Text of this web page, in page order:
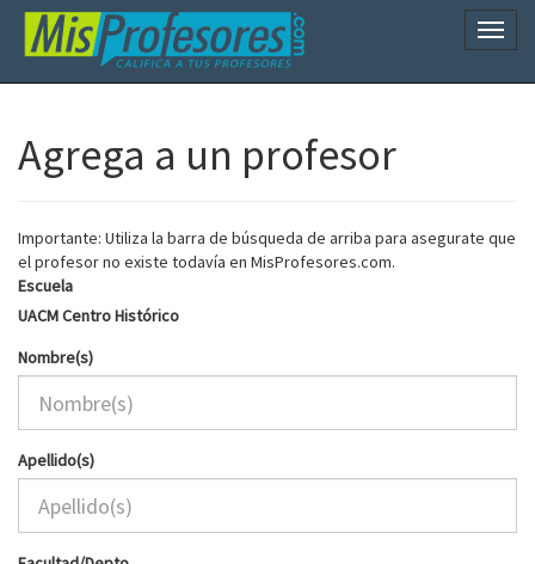
Agrega a un profesor
Importante: Utiliza la barra de búsqueda de arriba para asegurate que
el profesor no existe todavía en MisProfesores.com.
Escuela
UACM Centro Histórico
Nombre(s)
Apellido(s)